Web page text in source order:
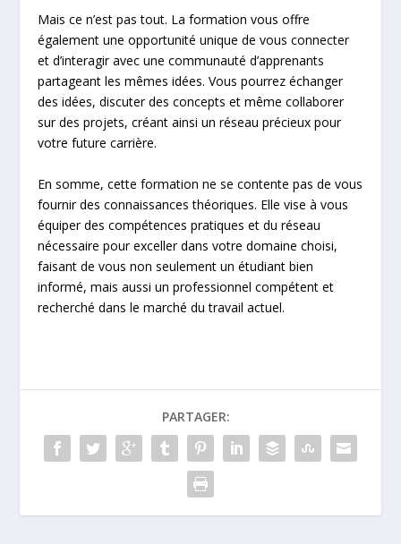
Mais ce n’est pas tout. La formation vous offre
également une opportunité unique de vous connecter
et d’interagir avec une communauté d’apprenants
partageant les mêmes idées. Vous pourrez échanger
des idées, discuter des concepts et même collaborer
sur des projets, créant ainsi un réseau précieux pour
votre future carrière.
En somme, cette formation ne se contente pas de vous
fournir des connaissances théoriques. Elle vise à vous
équiper des compétences pratiques et du réseau
nécessaire pour exceller dans votre domaine choisi,
faisant de vous non seulement un étudiant bien
informé, mais aussi un professionnel compétent et
recherché dans le marché du travail actuel.
PARTAGER: